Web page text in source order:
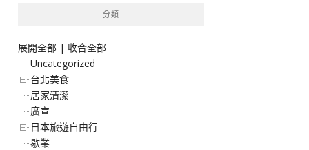
分類
展開全部 | 收合全部
Uncategorized
台北美食
居家清潔
廣宣
日本旅遊自由行
歇業